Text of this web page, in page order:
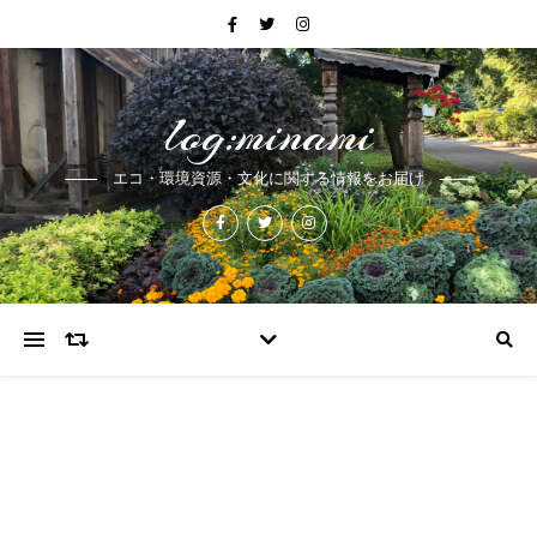
log:minami
エコ・環境資源・文化に関する情報をお届け